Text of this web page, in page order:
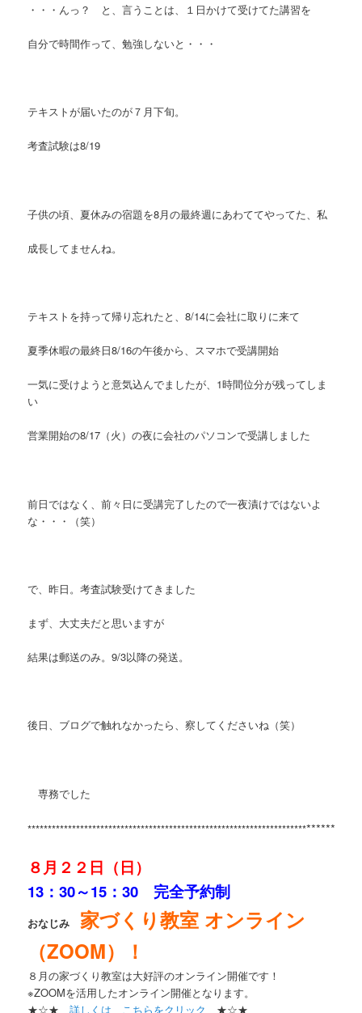
・・・んっ？ と、言うことは、１日かけて受けてた講習を
自分で時間作って、勉強しないと・・・
テキストが届いたのが７月下旬。
考査試験は8/19
子供の頃、夏休みの宿題を8月の最終週にあわててやってた、私
成長してませんね。
テキストを持って帰り忘れたと、8/14に会社に取りに来て
夏季休暇の最終日8/16の午後から、スマホで受講開始
一気に受けようと意気込んでましたが、1時間位分が残ってしま
い
営業開始の8/17（火）の夜に会社のパソコンで受講しました
前日ではなく、前々日に受講完了したので一夜漬けではないよ
な・・・（笑）
で、昨日。考査試験受けてきました
まず、大丈夫だと思いますが
結果は郵送のみ。9/3以降の発送。
後日、ブログで触れなかったら、察してくださいね（笑）
専務でした
*******************************************************************************
８月２２日（日）
13：30～15：30 完全予約制
おなじみ家づくり教室 オンライン
（ZOOM）！
８月の家づくり教室は大好評のオンライン開催です！
※ZOOMを活用したオンライン開催となります。
★☆★詳しくは こちらをクリック ★☆★